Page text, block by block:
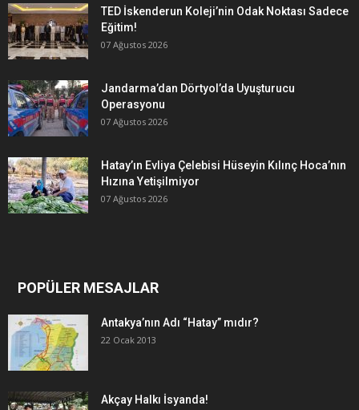
TED İskenderun Koleji’nin Odak Noktası Sadece
Eğitim!
07 Ağustos 2026
Jandarma’dan Dörtyol’da Uyuşturucu
Operasyonu
07 Ağustos 2026
Hatay’ın Evliya Çelebisi Hüseyin Kılınç Hoca’nın
Hızına Yetişilmiyor
07 Ağustos 2026
POPÜLER MESAJLAR
Antakya’nın Adı “Hatay” mıdır?
22 Ocak 2013
Akçay Halkı İsyanda!